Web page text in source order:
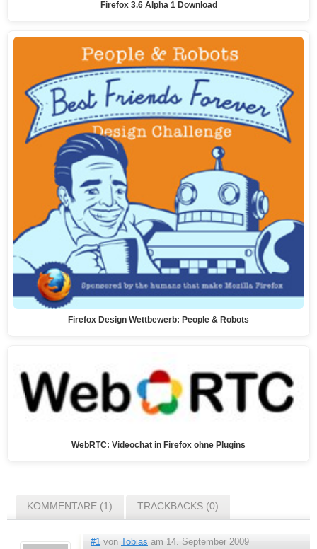
Firefox 3.6 Alpha 1 Download
Firefox Design Wettbewerb: People & Robots
WebRTC: Videochat in Firefox ohne Plugins
KOMMENTARE (1) TRACKBACKS (0)
#1 von Tobias am 14. September 2009